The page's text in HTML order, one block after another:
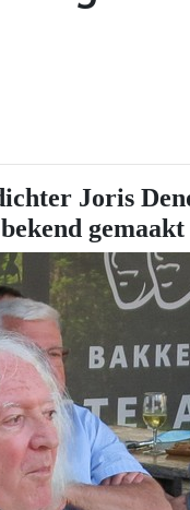
Joris
gemaakt